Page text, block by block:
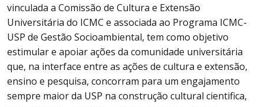
vinculada a Comissão de Cultura e Extensão
Universitária do ICMC e associada ao Programa ICMC-
USP de Gestão Socioambiental, tem como objetivo
estimular e apoiar ações da comunidade universitária
que, na interface entre as ações de cultura e extensão,
ensino e pesquisa, concorram para um engajamento
sempre maior da USP na construção cultural cientifica,